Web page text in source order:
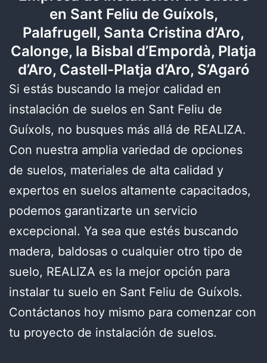
en Sant Feliu de Guíxols,
Palafrugell, Santa Cristina d’Aro,
Calonge, la Bisbal d’Empordà, Platja
d’Aro, Castell-Platja d’Aro, S’Agaró
Si estás buscando la mejor calidad en
instalación de suelos en Sant Feliu de
Guíxols, no busques más allá de REALIZA.
Con nuestra amplia variedad de opciones
de suelos, materiales de alta calidad y
expertos en suelos altamente capacitados,
podemos garantizarte un servicio
excepcional. Ya sea que estés buscando
madera, baldosas o cualquier otro tipo de
suelo, REALIZA es la mejor opción para
instalar tu suelo en Sant Feliu de Guíxols.
Contáctanos hoy mismo para comenzar con
tu proyecto de instalación de suelos.